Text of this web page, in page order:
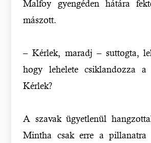
Malfoy gyengéden hátára
mászott.
– Kérlek, maradj – suttogta,
hogy lehelete csiklandozza
Kérlek?
A szavak ügyetlenül
Mintha csak erre a pillanatra